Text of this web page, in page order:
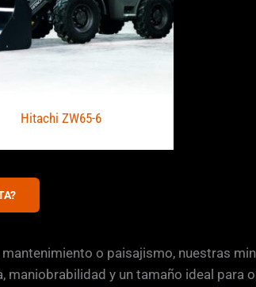
Hitachi ZW65-6
o paisajismo, nuestras
y un tamaño ideal para